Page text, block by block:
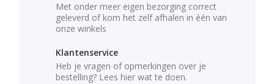
Met onder meer eigen bezorging correct
geleverd of kom het zelf afhalen in één van
onze winkels
Klantenservice
Heb je vragen of opmerkingen over je
bestelling? Lees hier wat te doen.